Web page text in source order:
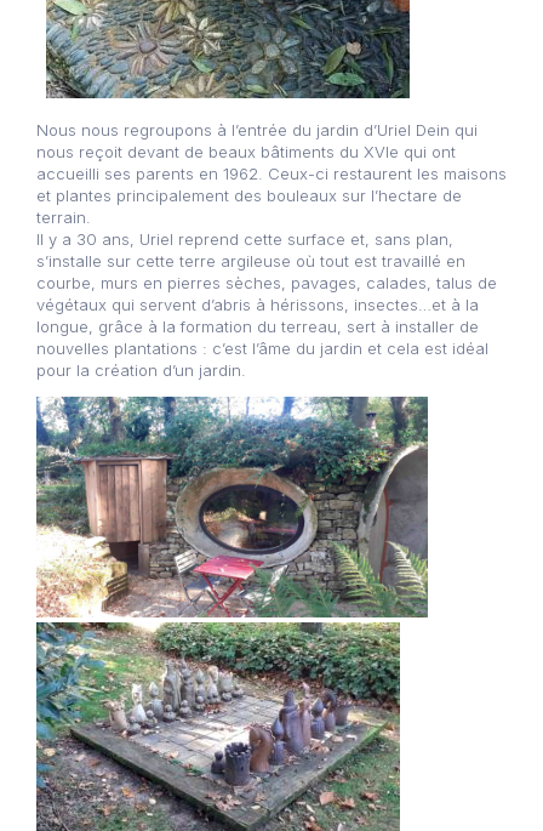
Nous nous regroupons à l’entrée du jardin d’Uriel Dein qui
nous reçoit devant de beaux bâtiments du XVIe qui ont
accueilli ses parents en 1962. Ceux-ci restaurent les maisons
et plantes principalement des bouleaux sur l’hectare de
terrain.
Il y a 30 ans, Uriel reprend cette surface et, sans plan,
s’installe sur cette terre argileuse où tout est travaillé en
courbe, murs en pierres sèches, pavages, calades, talus de
végétaux qui servent d’abris à hérissons, insectes…et à la
longue, grâce à la formation du terreau, sert à installer de
nouvelles plantations : c’est l’âme du jardin et cela est idéal
pour la création d’un jardin.